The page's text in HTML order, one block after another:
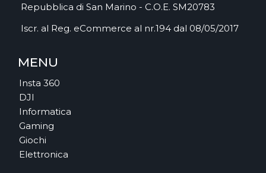
Repubblica di San Marino - C.O.E. SM20783
Iscr. al Reg. eCommerce al nr.194 dal 08/05/2017
MENU
Insta 360
DJI
Informatica
Gaming
Giochi
Elettronica